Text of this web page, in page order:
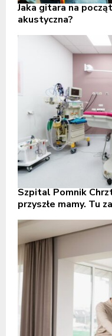
Jaka gitara na
akustyczna?
Szpital Pomnik
przyszłe mamy. Tu